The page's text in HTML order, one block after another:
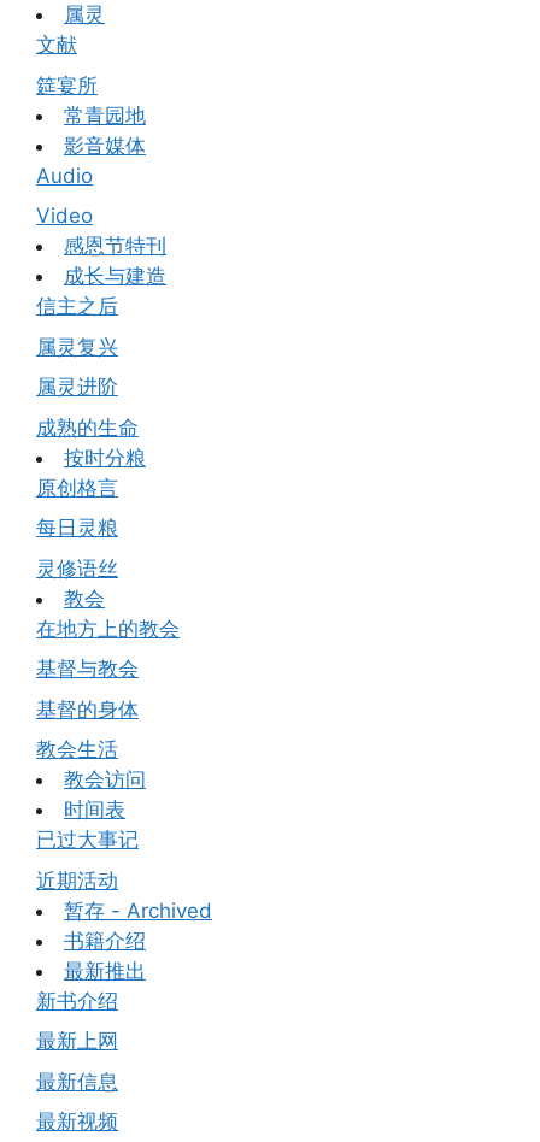
属灵
文献
筵宴所
常青园地
影音媒体
Audio
Video
感恩节特刊
成长与建造
信主之后
属灵复兴
属灵进阶
成熟的生命
按时分粮
原创格言
每日灵粮
灵修语丝
教会
在地方上的教会
基督与教会
基督的身体
教会生活
教会访问
时间表
已过大事记
近期活动
暂存 - Archived
书籍介绍
最新推出
新书介绍
最新上网
最新信息
最新视频